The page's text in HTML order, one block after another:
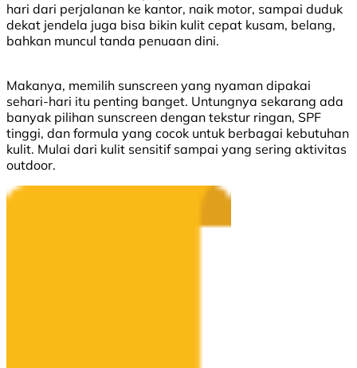
hari dari perjalanan ke kantor, naik motor, sampai duduk
dekat jendela juga bisa bikin kulit cepat kusam, belang,
bahkan muncul tanda penuaan dini.
Makanya, memilih sunscreen yang nyaman dipakai
sehari-hari itu penting banget. Untungnya sekarang ada
banyak pilihan sunscreen dengan tekstur ringan, SPF
tinggi, dan formula yang cocok untuk berbagai kebutuhan
kulit. Mulai dari kulit sensitif sampai yang sering aktivitas
outdoor.